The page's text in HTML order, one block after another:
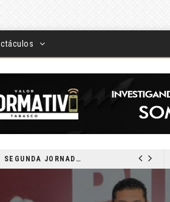
DEVUELVEN VISIÓN A TABASQUEÑOS, EN SEGUNDA JORNADA DE CIRUGÍA DE CATARATAS 2026